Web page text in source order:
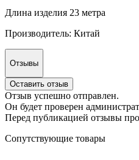
Длина изделия 23 метра
Производитель: Китай
Отзывы
Оставить отзыв
Отзыв успешно отправлен.
Он будет проверен
Перед публикацией отзывы
Сопутствующие товары